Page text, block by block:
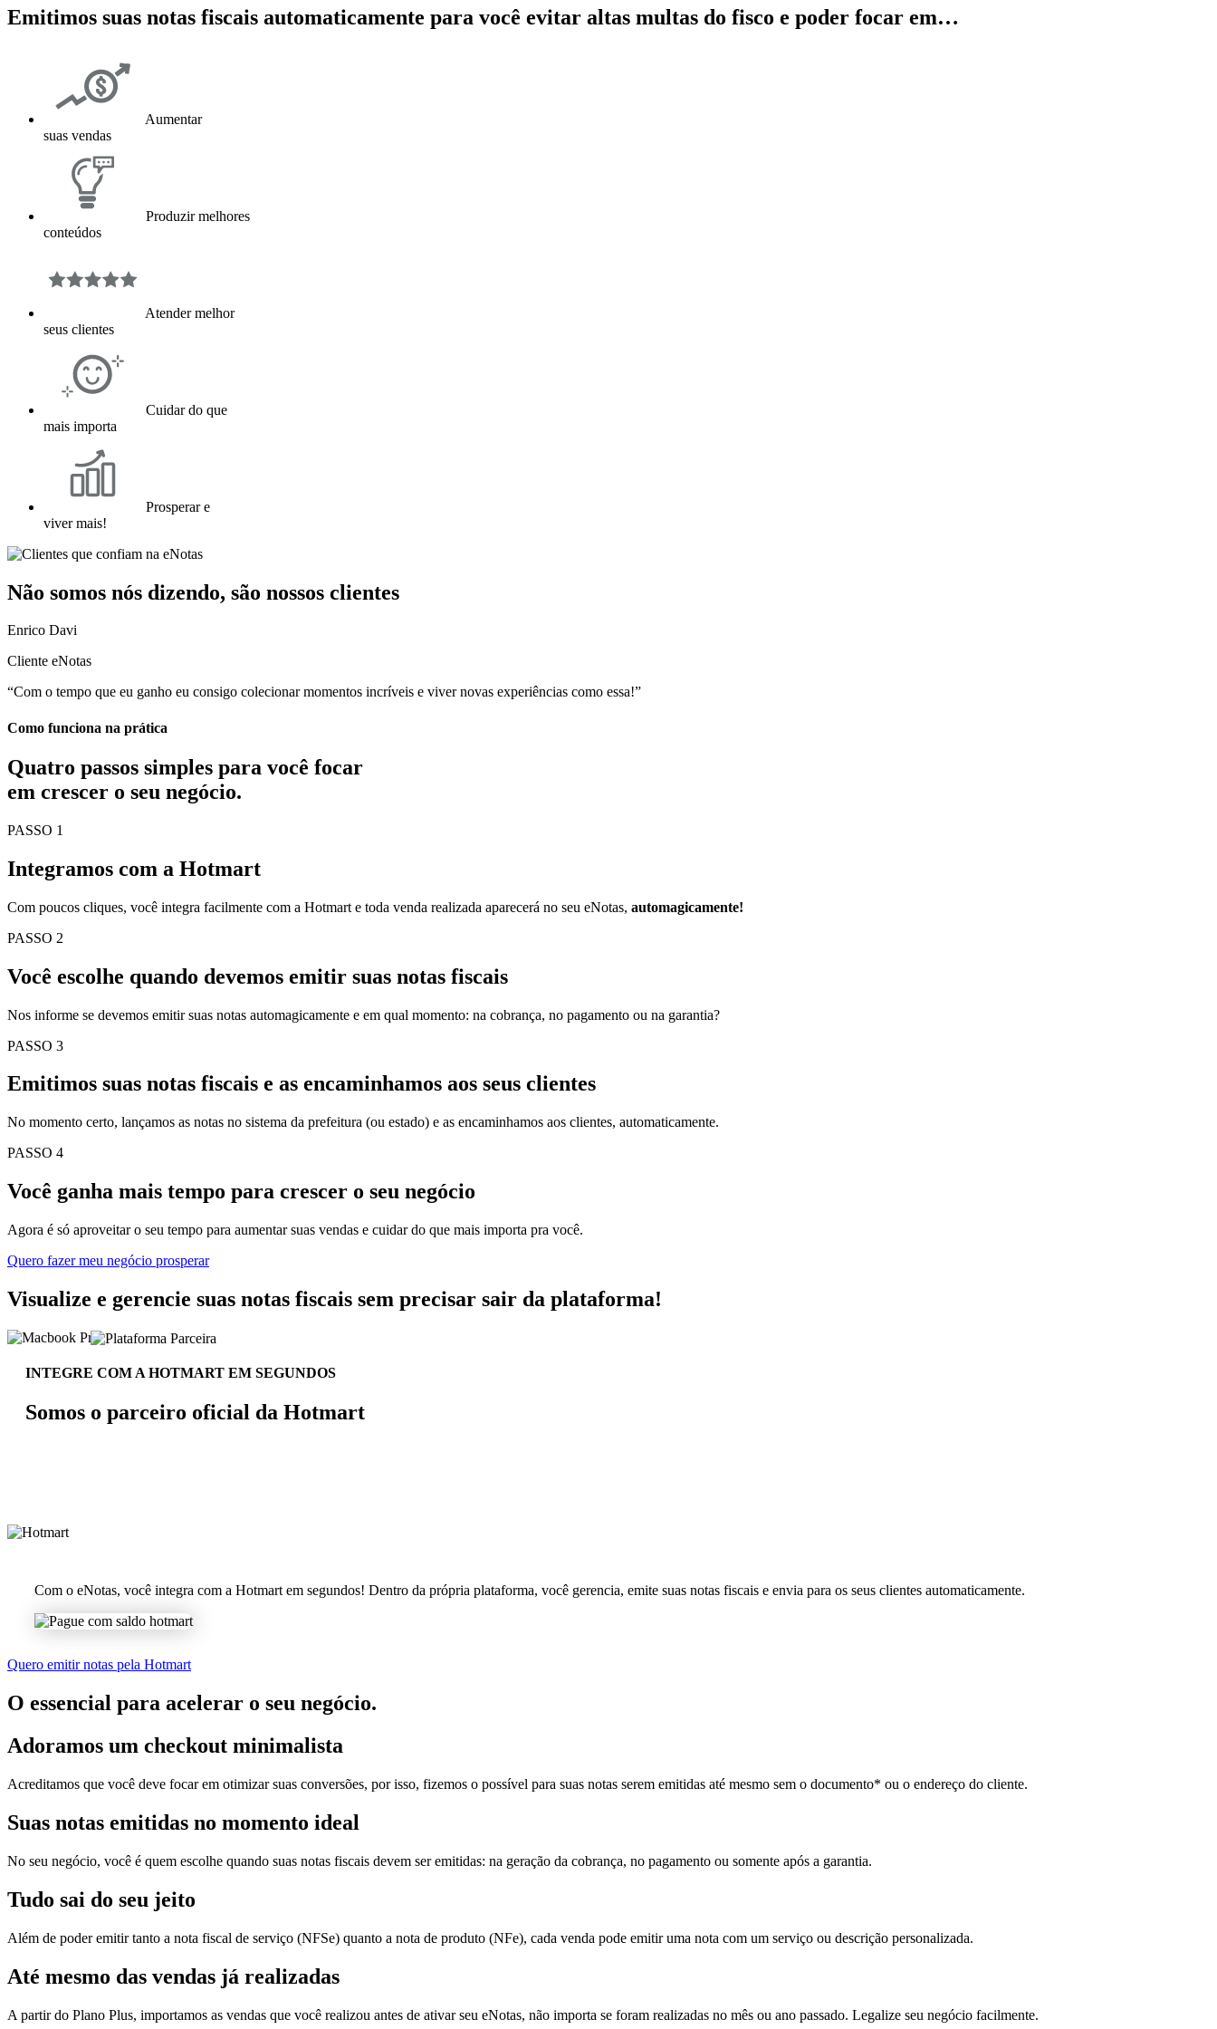
Emitimos suas notas fiscais automaticamente para você evitar altas multas do fisco e poder focar em…
Aumentar
suas vendas
Produzir melhores
conteúdos
Atender melhor
seus clientes
Cuidar do que
mais importa
Prosperar e
viver mais!
Não somos nós dizendo, são nossos clientes
Enrico Davi
Cliente eNotas
“Com o tempo que eu ganho eu consigo colecionar momentos incríveis e viver novas experiências como essa!”
Como funciona na prática
Quatro passos simples para você focar
em crescer o seu negócio.
PASSO 1
Integramos com a Hotmart
Com poucos cliques, você integra facilmente com a Hotmart e toda venda realizada aparecerá no seu eNotas, automagicamente!
PASSO 2
Você escolhe quando devemos emitir suas notas fiscais
Nos informe se devemos emitir suas notas automagicamente e em qual momento: na cobrança, no pagamento ou na garantia?
PASSO 3
Emitimos suas notas fiscais e as encaminhamos aos seus clientes
No momento certo, lançamos as notas no sistema da prefeitura (ou estado) e as encaminhamos aos clientes, automaticamente.
PASSO 4
Você ganha mais tempo para crescer o seu negócio
Agora é só aproveitar o seu tempo para aumentar suas vendas e cuidar do que mais importa pra você.
Quero fazer meu negócio prosperar
Visualize e gerencie suas notas fiscais sem precisar sair da plataforma!
INTEGRE COM A HOTMART EM SEGUNDOS
Somos o parceiro oficial da Hotmart
Com o eNotas, você integra com a Hotmart em segundos! Dentro da própria plataforma, você gerencia, emite suas notas fiscais e envia para os seus clientes automaticamente.
Quero emitir notas pela Hotmart
O essencial para acelerar o seu negócio.
Adoramos um checkout minimalista
Acreditamos que você deve focar em otimizar suas conversões, por isso, fizemos o possível para suas notas serem emitidas até mesmo sem o documento* ou o endereço do cliente.
Suas notas emitidas no momento ideal
No seu negócio, você é quem escolhe quando suas notas fiscais devem ser emitidas: na geração da cobrança, no pagamento ou somente após a garantia.
Tudo sai do seu jeito
Além de poder emitir tanto a nota fiscal de serviço (NFSe) quanto a nota de produto (NFe), cada venda pode emitir uma nota com um serviço ou descrição personalizada.
Até mesmo das vendas já realizadas
A partir do Plano Plus, importamos as vendas que você realizou antes de ativar seu eNotas, não importa se foram realizadas no mês ou ano passado. Legalize seu negócio facilmente.